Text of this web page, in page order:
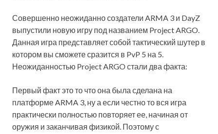
Совершенно неожиданно создатели ARMA 3 и DayZ
выпустили новую игру под названием Project ARGO.
Данная игра представляет собой тактический шутер в
котором вы сможете сразится в PvP 5 на 5.
Неожиданностью Project ARGO стали два факта:
Первый факт это то что она была сделана на
платформе ARMA 3, ну а если честно то вся игра
практически полностью повторяет ее, начиная от
оружия и заканчивая физикой. Поэтому с